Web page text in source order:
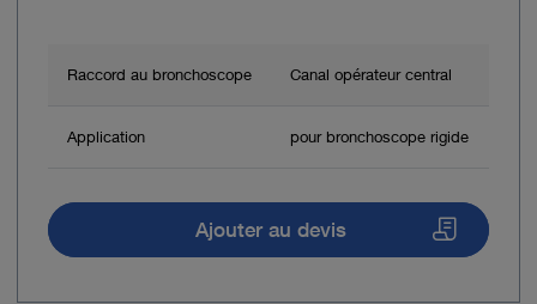
Raccord au bronchoscope Canal opérateur central
Application pour bronchoscope rigide
Ajouter au devis